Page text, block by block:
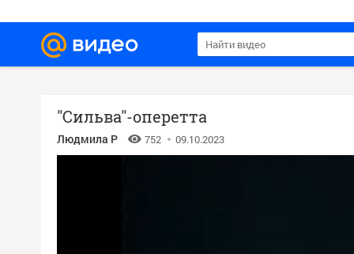
"Сильва"-оперетта
Людмила Р 752 09.10.2023